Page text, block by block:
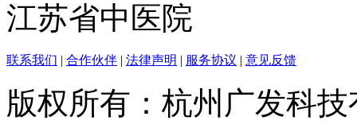
江苏省中医院
联系我们 | 合作伙伴 | 法律声明 | 服务协议 | 意见反馈
版权所有：杭州广发科